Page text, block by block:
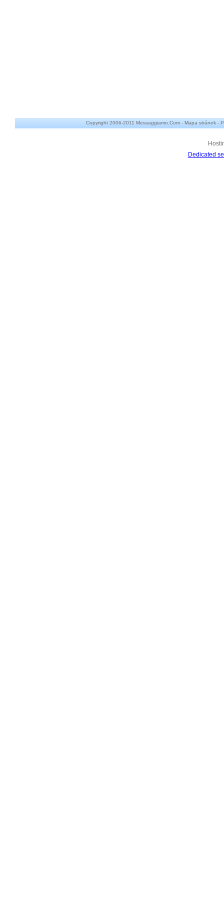
Copyright 2006-2011 Messaggiamo.Com - Mapa stránek -
Dedicated